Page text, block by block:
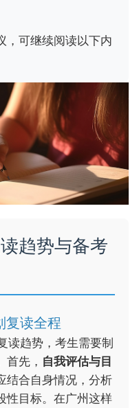
，可继续阅读以下内
趋势与备考
复读全程
读趋势，考生需要制
首先， 自我评估与目
合自身情况，分析
性目标。在广州这样